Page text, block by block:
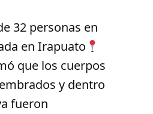
32 personas en
en Irapuato
que los cuerpos
y dentro
fueron